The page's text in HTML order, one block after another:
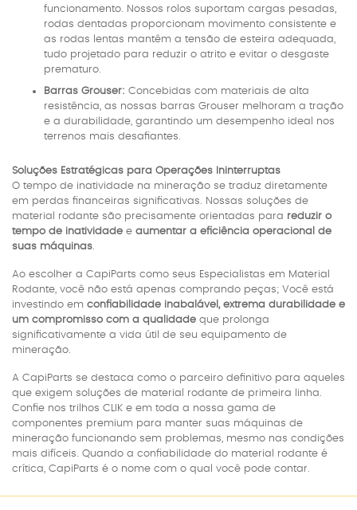
funcionamento. Nossos rolos suportam cargas pesadas,
rodas dentadas proporcionam movimento consistente e
as rodas lentas mantêm a tensão de esteira adequada,
tudo projetado para reduzir o atrito e evitar o desgaste
prematuro.
Barras Grouser: Concebidas com materiais de alta
resistência, as nossas barras Grouser melhoram a tração
e a durabilidade, garantindo um desempenho ideal nos
terrenos mais desafiantes.
Soluções Estratégicas para Operações Ininterruptas
O tempo de inatividade na mineração se traduz diretamente
em perdas financeiras significativas. Nossas soluções de
material rodante são precisamente orientadas para reduzir o
tempo de inatividade e aumentar a eficiência operacional de
suas máquinas
Ao escolher a CapiParts como seus Especialistas em Material
Rodante, você não está apenas comprando peças; Você está
investindo em confiabilidade inabalável, extrema durabilidade e
um compromisso com a qualidade que prolonga
significativamente a vida útil de seu equipamento de
mineração.
A CapiParts se destaca como o parceiro definitivo para aqueles
que exigem soluções de material rodante de primeira linha.
Confie nos trilhos CLIK e em toda a nossa gama de
componentes premium para manter suas máquinas de
mineração funcionando sem problemas, mesmo nas condições
mais difíceis. Quando a confiabilidade do material rodante é
crítica, CapiParts é o nome com o qual você pode contar.